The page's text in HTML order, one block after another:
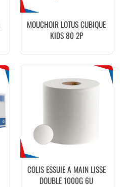
MOUCHOIR LOTUS CUBIQUE
KIDS 80 2P
COLIS ESSUIE A MAIN LISSE
DOUBLE 1000G 6U